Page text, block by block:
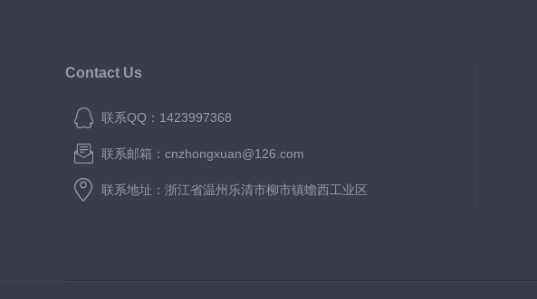
Contact Us
联系QQ：1423997368
联系邮箱：cnzhongxuan@126.com
联系地址：浙江省温州乐清市柳市镇蟾西工业区